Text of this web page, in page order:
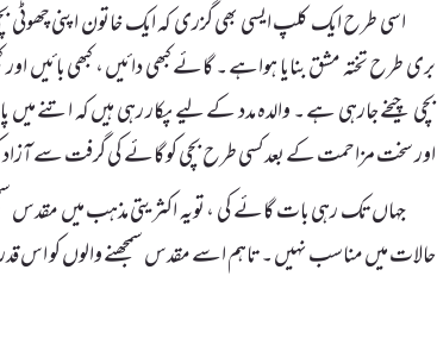
اسی طرح ایک کلپ ایسی بھی گزری کہ ایک خاتون اپنی
بری طرح تختہ مشق بنایا ہواہے ۔ گائے کبھی دائیں ، کبھی
بچی چیخے جارہی ہے ۔ والدہ مدد کے لیے پکار رہی ہیں کہ
اور سخت مزاحمت کے بعدکسی طرح بچی کو گائے کی گرفت سے
جہاں تک رہی بات گائے کی ، تویہ اکثریتی مذہب میں
حالات میں مناسب نہیں ۔ تاہم اسے مقدس سمجھنے والوں کو اس